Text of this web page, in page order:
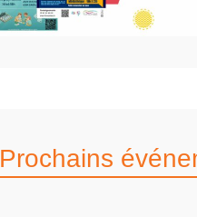
Prochains